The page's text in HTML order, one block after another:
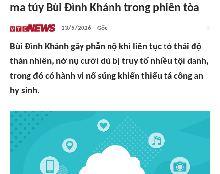
ma túy Bùi Đình Khánh trong phiên tòa
13/5/2026 Gốc
Bùi Đình Khánh gây phẫn nộ khi liên tục tỏ thái độ
thản nhiên, nở nụ cười dù bị truy tố nhiều tội danh,
trong đó có hành vi nổ súng khiến thiếu tá công an
hy sinh.